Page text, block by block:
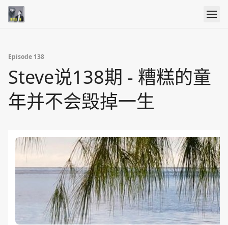
Episode 138
Steve说138期 - 糟糕的童
年并不会毁掉一生